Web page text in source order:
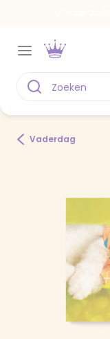
Vaderdag